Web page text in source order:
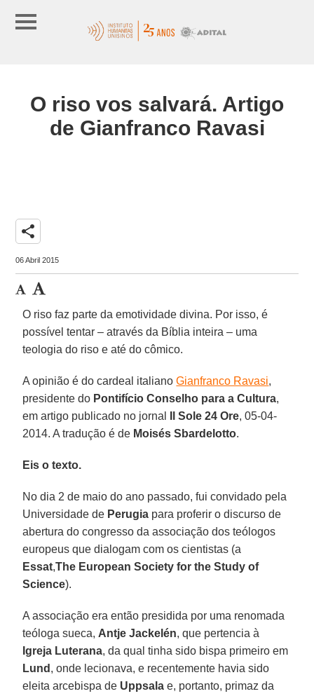
O riso vos salvará. Artigo
de Gianfranco Ravasi
share
06 Abril 2015
O riso faz parte da emotividade divina. Por isso, é
possível tentar – através da Bíblia inteira – uma
teologia do riso e até do cômico.
A opinião é do cardeal italianoGianfranco Ravasi,
presidente do Pontifício Conselho para a Cultura,
em artigo publicado no jornal
Il Sole 24 Ore, 05-04-
2014. A tradução é de Moisés Sbardelotto.
Eis o texto.
No dia 2 de maio do ano passado, fui convidado pela
Universidade de Perugia para proferir o discurso de
abertura do congresso da associação dos teólogos
europeus que dialogam com os cientistas (a
Essat,The European Society for the Study of
Science).
A associação era então presidida por uma renomada
teóloga sueca, Antje Jackelén, que pertencia à
Igreja Luterana, da qual tinha sido bispa primeiro em
Lund , onde lecionava, e recentemente havia sido
eleita arcebispa de Uppsala e, portanto, primaz da